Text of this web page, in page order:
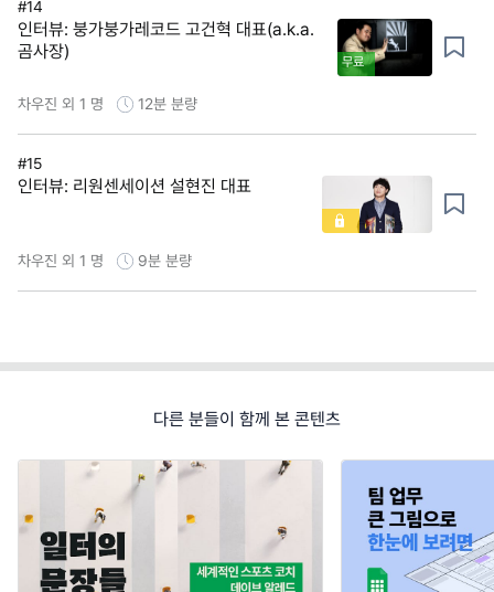
#14
인터뷰: 붕가붕가레코드 고건혁 대표(a.k.a.
곰사장)
무료
차우진 외 1 명 12분 분량
#15
인터뷰: 리원센세이션 설현진 대표
차우진 외 1 명 9분 분량
다른 분들이 함께 본 콘텐츠